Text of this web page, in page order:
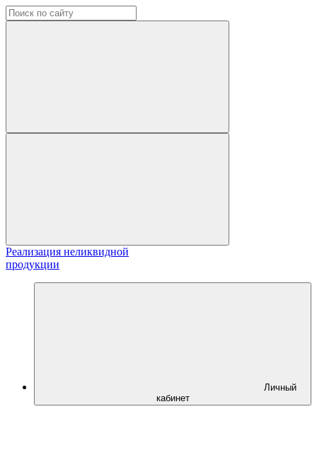
Реализация неликвидной
продукции
Личный
кабинет